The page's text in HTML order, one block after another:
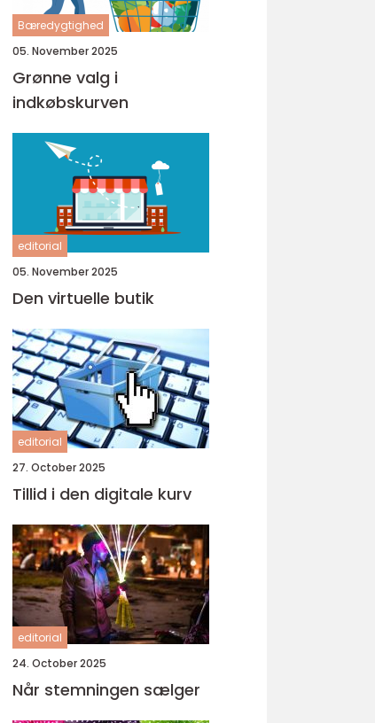
Bæredygtighed
05. November 2025
Grønne valg i
indkøbskurven
editorial
05. November 2025
Den virtuelle butik
editorial
27. October 2025
Tillid i den digitale kurv
editorial
24. October 2025
Når stemningen sælger